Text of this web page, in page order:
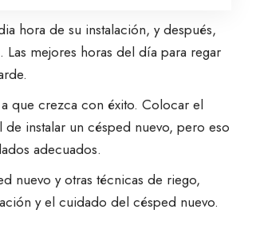
hora de su instalación, y después,
mejores horas del día para regar
que crezca con éxito. Colocar el
de instalar un césped nuevo, pero eso
adecuados.
nuevo y otras técnicas de riego,
y el cuidado del césped nuevo.